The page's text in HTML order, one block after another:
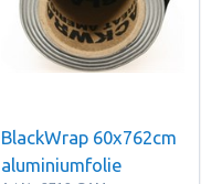
BlackWrap 60x762cm
aluminiumfolie